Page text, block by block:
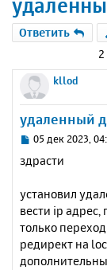
Ответить
kllod
удаленный
С
о
щ
е
н
е
05 дек 2023,
здрасти
установил
вести ip адрес,
только
редирект на